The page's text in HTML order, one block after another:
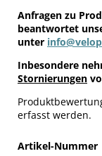
Anfragen zu
beantwortet
unter
Inbesondere
Stornierungen
erfasst werden.
Artikel-Nummer